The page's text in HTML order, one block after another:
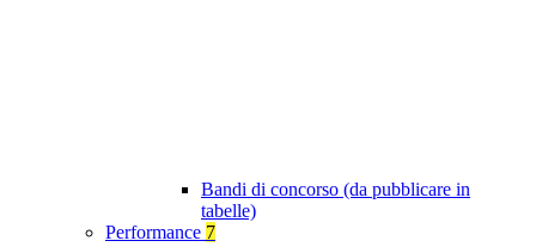
Bandi di concorso (da pubblicare in
tabelle)
Performance 7